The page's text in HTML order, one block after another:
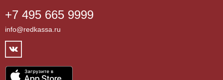
+7 495 665 9999
info@redkassa.ru
Театры
Фестивали
Спорт
Цирк
Как купить
Возврат билетов
Контакты
Партнёры
Бар/Ресторан/Кафе
Клуб
Концертный зал
Театр